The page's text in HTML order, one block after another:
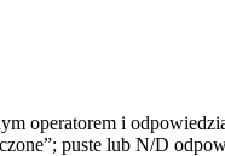
operatorem i
puste lub N/D